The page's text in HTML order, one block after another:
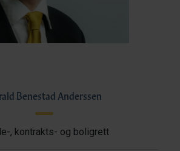
Benestad Anderssen
, kontrakts- og boligrett